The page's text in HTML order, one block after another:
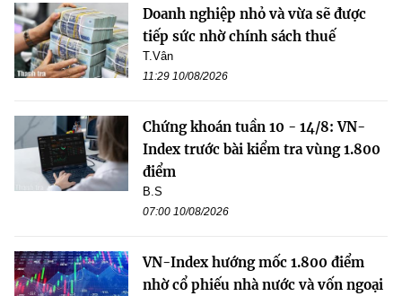
Doanh nghiệp nhỏ và vừa sẽ được
tiếp sức nhờ chính sách thuế
T.Vân
11:29 10/08/2026
Chứng khoán tuần 10 - 14/8: VN-
Index trước bài kiểm tra vùng 1.800
điểm
B.S
07:00 10/08/2026
VN-Index hướng mốc 1.800 điểm
nhờ cổ phiếu nhà nước và vốn ngoại